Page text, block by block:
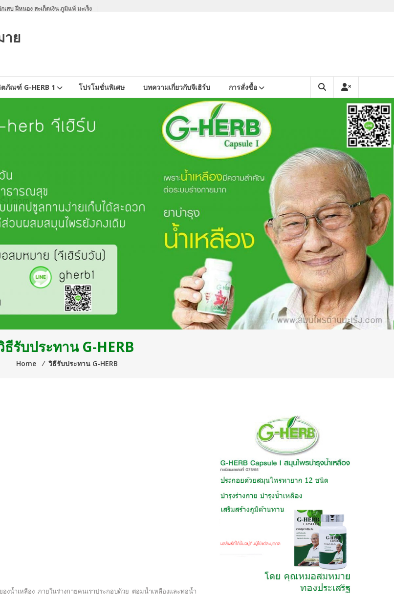
สบ ฝีหนอง สะเก็ดเงิน ภูมิแพ้ มะเร็ง
าย
ภัณฑ์ G-HERB 1 โปรโมชั่นพิเศษ บทความเกี่ยวกับจีเฮิร์บ การสั่งซื้อ
ธีรับประทาน G-HERB
Home ⁄ วิธีรับประทาน G-HERB
งน้ำเหลือง ภายในร่างกายคนเราประกอบด้วย ต่อมน้ำเหลืองและท่อน้ำ